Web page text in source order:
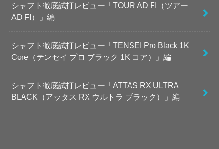
シャフト徹底試打レビュー「TOUR AD FI（ツアー
AD FI）」編
シャフト徹底試打レビュー「TENSEI Pro Black 1K
Core（テンセイ プロ ブラック 1K コア）」編
シャフト徹底試打レビュー「ATTAS RX ULTRA
BLACK（アッタス RX ウルトラ ブラック）」編